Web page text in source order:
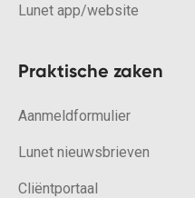
Lunet app/website
Praktische zaken
Aanmeldformulier
Lunet nieuwsbrieven
Cliëntportaal